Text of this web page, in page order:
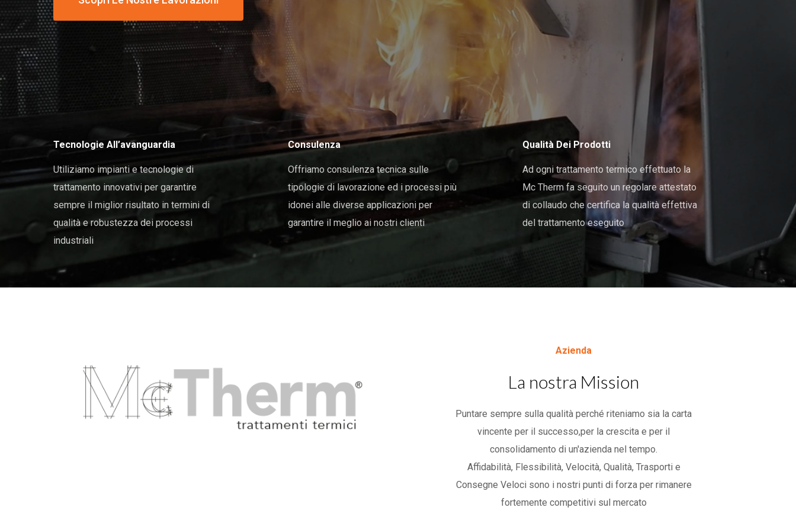
Tecnologie All’avanguardia
Utiliziamo impianti e tecnologie di
trattamento innovativi per garantire
sempre il miglior risultato in termini di
qualità e robustezza dei processi
industriali
Consulenza
Offriamo consulenza tecnica sulle
tipologie di lavorazione ed i processi più
idonei alle diverse applicazioni per
garantire il meglio ai nostri clienti
Qualità Dei Prodotti
Ad ogni trattamento termico effettuato la
Mc Therm fa seguito un regolare attestato
di collaudo che certifica la qualità effettiva
del trattamento eseguito
Azienda
La nostra Mission
Puntare sempre sulla qualità perché riteniamo sia la carta
vincente per il successo,per la crescita e per il
consolidamento di un'azienda nel tempo.
Affidabilità, Flessibilità, Velocità, Qualità, Trasporti e
Consegne Veloci sono i nostri punti di forza per rimanere
fortemente competitivi sul mercato